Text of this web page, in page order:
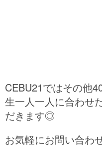
CEBU21ではその他
生一人一人に合わせ
だきます◎
お気軽にお問い合わ